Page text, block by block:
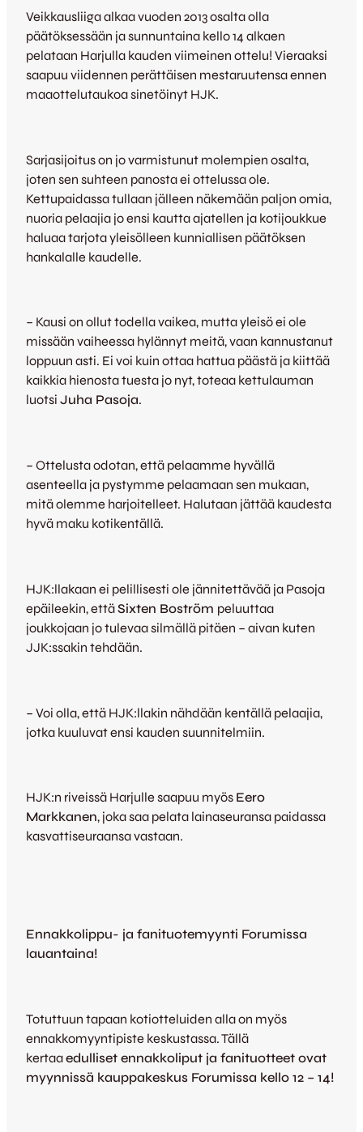
Veikkausliiga alkaa vuoden 2013 osalta olla
päätöksessään ja sunnuntaina kello 14 alkaen
pelataan Harjulla kauden viimeinen ottelu! Vieraaksi
saapuu viidennen perättäisen mestaruutensa ennen
maaottelutaukoa sinetöinyt HJK.
Sarjasijoitus on jo varmistunut molempien osalta,
joten sen suhteen panosta ei ottelussa ole.
Kettupaidassa tullaan jälleen näkemään paljon omia,
nuoria pelaajia jo ensi kautta ajatellen ja kotijoukkue
haluaa tarjota yleisölleen kunniallisen päätöksen
hankalalle kaudelle.
– Kausi on ollut todella vaikea, mutta yleisö ei ole
missään vaiheessa hylännyt meitä, vaan kannustanut
loppuun asti. Ei voi kuin ottaa hattua päästä ja kiittää
kaikkia hienosta tuesta jo nyt, toteaa kettulauman
luotsi Juha Pasoja.
– Ottelusta odotan, että pelaamme hyvällä
asenteella ja pystymme pelaamaan sen mukaan,
mitä olemme harjoitelleet. Halutaan jättää kaudesta
hyvä maku kotikentällä.
HJK:llakaan ei pelillisesti ole jännitettävää ja Pasoja
epäileekin, ettäSixten Boström peluuttaa
joukkojaan jo tulevaa silmällä pitäen – aivan kuten
JJK:ssakin tehdään.
– Voi olla, että HJK:llakin nähdään kentällä pelaajia,
jotka kuuluvat ensi kauden suunnitelmiin.
HJK:n riveissä Harjulle saapuu myös Eero
Markkanen, joka saa pelata lainaseuransa paidassa
kasvattiseuraansa vastaan.
Ennakkolippu- ja fanituotemyynti Forumissa
lauantaina!
Totuttuun tapaan kotiotteluiden alla on myös
ennakkomyyntipiste keskustassa. Tällä
kertaaedulliset ennakkoliput ja fanituotteet ovat
myynnissä kauppakeskus Forumissa kello 12 – 14!